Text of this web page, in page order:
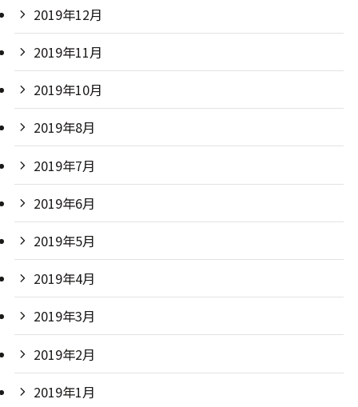
2019年12月
2019年11月
2019年10月
2019年8月
2019年7月
2019年6月
2019年5月
2019年4月
2019年3月
2019年2月
2019年1月